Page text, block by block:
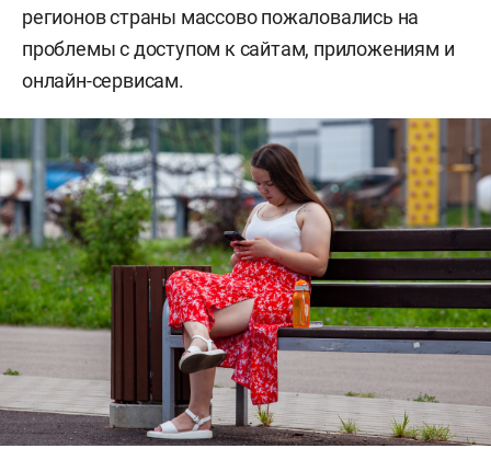
регионов страны массово пожаловались на
проблемы с доступом к сайтам, приложениям и
онлайн-сервисам.